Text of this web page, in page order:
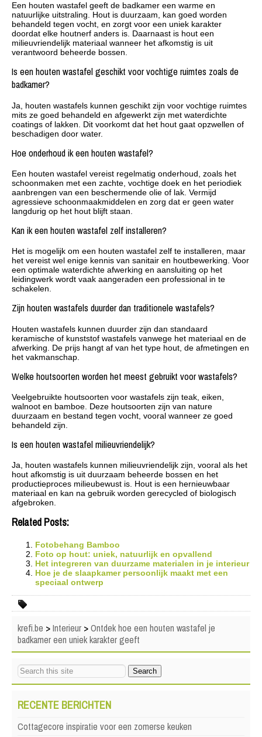
Een houten wastafel geeft de badkamer een warme en
natuurlijke uitstraling. Hout is duurzaam, kan goed worden
behandeld tegen vocht, en zorgt voor een uniek karakter
doordat elke houtnerf anders is. Daarnaast is hout een
milieuvriendelijk materiaal wanneer het afkomstig is uit
verantwoord beheerde bossen.
Is een houten wastafel geschikt voor vochtige ruimtes zoals de
badkamer?
Ja, houten wastafels kunnen geschikt zijn voor vochtige ruimtes
mits ze goed behandeld en afgewerkt zijn met waterdichte
coatings of lakken. Dit voorkomt dat het hout gaat opzwellen of
beschadigen door water.
Hoe onderhoud ik een houten wastafel?
Een houten wastafel vereist regelmatig onderhoud, zoals het
schoonmaken met een zachte, vochtige doek en het periodiek
aanbrengen van een beschermende olie of lak. Vermijd
agressieve schoonmaakmiddelen en zorg dat er geen water
langdurig op het hout blijft staan.
Kan ik een houten wastafel zelf installeren?
Het is mogelijk om een houten wastafel zelf te installeren, maar
het vereist wel enige kennis van sanitair en houtbewerking. Voor
een optimale waterdichte afwerking en aansluiting op het
leidingwerk wordt vaak aangeraden een professional in te
schakelen.
Zijn houten wastafels duurder dan traditionele wastafels?
Houten wastafels kunnen duurder zijn dan standaard
keramische of kunststof wastafels vanwege het materiaal en de
afwerking. De prijs hangt af van het type hout, de afmetingen en
het vakmanschap.
Welke houtsoorten worden het meest gebruikt voor wastafels?
Veelgebruikte houtsoorten voor wastafels zijn teak, eiken,
walnoot en bamboe. Deze houtsoorten zijn van nature
duurzaam en bestand tegen vocht, vooral wanneer ze goed
behandeld zijn.
Is een houten wastafel milieuvriendelijk?
Ja, houten wastafels kunnen milieuvriendelijk zijn, vooral als het
hout afkomstig is uit duurzaam beheerde bossen en het
productieproces milieubewust is. Hout is een hernieuwbaar
materiaal en kan na gebruik worden gerecycled of biologisch
afgebroken.
Related Posts:
Fotobehang Bamboo
Foto op hout: uniek, natuurlijk en opvallend
Het integreren van duurzame materialen in je interieur
Hoe je de slaapkamer persoonlijk maakt met een
speciaal ontwerp
krefi.be >Interieur >Ontdek hoe een houten wastafel je
badkamer een uniek karakter geeft
RECENTE BERICHTEN
Cottagecore inspiratie voor een zomerse keuken